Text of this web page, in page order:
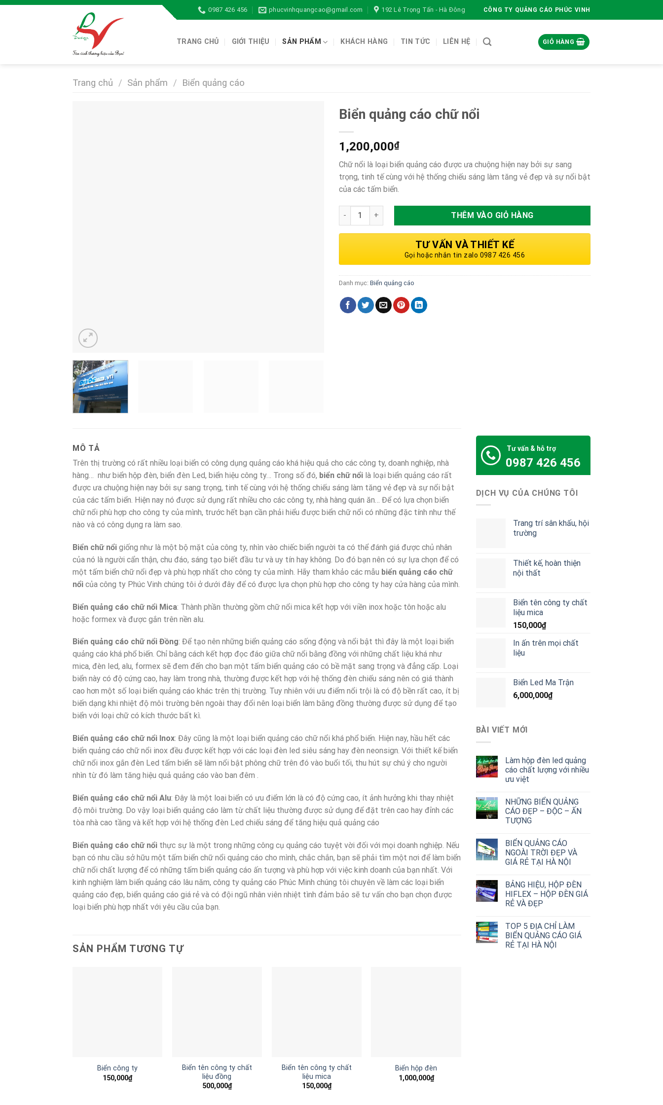
Skip
0987 426 456 phucvinhquangcao@gmail.com 192 Lê Trọng Tấn - Hà Đông CÔNG TY QUẢNG CÁO PHÚC VINH
TRANG CHỦ GIỚI THIỆU SẢN PHẨM KHÁCH HÀNG TIN TỨC LIÊN HỆ GIỎ HÀNG
Trang chủ / Sản phẩm / Biển quảng cáo
Biển quảng cáo chữ nổi
1,200,000₫
Chữ nổi là loại biển quảng cáo được ưa chuộng hiện nay bởi sự sang
trọng, tinh tế cùng với hệ thống chiếu sáng làm tăng vẻ đẹp và sự nổi bật
của các tấm biển.
Biển quảng cáo chữ nổi số lượng THÊM VÀO GIỎ HÀNG
TƯ VẤN VÀ THIẾT KẾ
Gọi hoặc nhắn tin zalo 0987 426 456
Danh mục: Biển quảng cáo
Tư vấn & hỗ trợ
DỊCH VỤ CỦA CHÚNG TÔI
Trang trí sân khấu, hội
trường
Thiết kế, hoàn thiện
nội thất
Biển tên công ty chất
liệu mica
150,000₫
In ấn trên mọi chất
liệu
Biển Led Ma Trận
6,000,000₫
BÀI VIẾT MỚI
Làm hộp đèn led quảng
cáo chất lượng với nhiều
ưu việt
NHỮNG BIỂN QUẢNG
CÁO ĐẸP – ĐỘC – ẤN
TƯỢNG
BIỂN QUẢNG CÁO
NGOÀI TRỜI ĐẸP VÀ
GIÁ RẺ TẠI HÀ NỘI
BẢNG HIỆU, HỘP ĐÈN
HIFLEX – HỘP ĐÈN GIÁ
RẺ VÀ ĐẸP
TOP 5 ĐỊA CHỈ LÀM
BIỂN QUẢNG CÁO GIÁ
RẺ TẠI HÀ NỘI
MÔ TẢ
Trên thị trường có rất nhiều loại biển có công dụng quảng cáo khá hiệu quả cho các công ty, doanh nghiệp, nhà
hàng… như biển hộp đèn, biển đèn Led, biển hiệu công ty… Trong số đó, biển chữ nổi là loại biển quảng cáo rất
được ưa chuộng hiện nay bởi sự sang trọng, tinh tế cùng với hệ thống chiếu sáng làm tăng vẻ đẹp và sự nổi bật
của các tấm biển. Hiện nay nó được sử dụng rất nhiều cho các công ty, nhà hàng quán ăn… Để có lựa chọn biển
chữ nổi phù hợp cho công ty của mình, trước hết bạn cần phải hiểu được biển chữ nổi có những đặc tính như thế
nào và có công dụng ra làm sao.
Biển chữ nổi giống như là một bộ mặt của công ty, nhìn vào chiếc biển người ta có thể đánh giá được chủ nhân
của nó là người cẩn thận, chu đáo, sáng tạo biết đầu tư và uy tín hay không. Do đó bạn nên có sự lựa chọn để có
một tấm biển chữ nổi đẹp và phù hợp nhất cho công ty của mình. Hãy tham khảo các mẫu biển quảng cáo chữ
nổi của công ty Phúc Vinh chúng tôi ở dưới đây để có được lựa chọn phù hợp cho công ty hay cửa hàng của mình.
Biển quảng cáo chữ nổi Mica: Thành phần thường gồm chữ nổi mica kết hợp với viền inox hoặc tôn hoặc alu
hoặc formex và được gắn trên nền alu.
Biển quảng cáo chữ nổi Đồng: Để tạo nên những biển quảng cáo sống động và nổi bật thì đây là một loại biển
quảng cáo khá phổ biến. Chỉ bằng cách kết hợp đọc đáo giữa chữ nổi bằng đồng với những chất liệu khá như
mica, đèn led, alu, formex sẽ đem đến cho bạn một tấm biển quảng cáo có bề mặt sang trọng và đẳng cấp. Loại
biển này có độ cứng cao, hay làm trong nhà, thường được kết hợp với hệ thống đèn chiếu sáng nên có giá thành
cao hơn một số loại biển quảng cáo khác trên thị trường. Tuy nhiên với ưu điểm nổi trội là có độ bền rất cao, ít bị
biến dạng khi nhiệt độ môi trường bên ngoài thay đổi nên loại biển làm bằng đồng thường được sử dụng để tạo
biển với loại chữ có kích thước bất kì.
Biển quảng cáo chữ nổi Inox: Đây cũng là một loại biển quảng cáo chữ nổi khá phổ biến. Hiện nay, hầu hết các
biển quảng cáo chữ nổi inox đều được kết hợp với các loại đèn led siêu sáng hay đèn neonsign. Với thiết kế biển
chữ nổi inox gắn đèn Led tấm biển sẽ làm nổi bật phông chữ trên đó vào buổi tối, thu hút sự chú ý cho người
nhìn từ đó làm tăng hiệu quả quảng cáo vào ban đêm .
Biển quảng cáo chữ nổi Alu: Đây là một loai biển có ưu điểm lớn là có độ cứng cao, ít ảnh hưởng khi thay nhiệt
độ môi trường. Do vậy loại biển quảng cáo làm từ chất liệu thường được sử dụng để đặt trên cao hay đỉnh các
tòa nhà cao tầng và kết hợp với hệ thống đèn Led chiếu sáng để tăng hiệu quả quảng cáo
Biển quảng cáo chữ nổi thực sự là một trong những công cụ quảng cáo tuyệt vời đối với mọi doanh nghiệp. Nếu
bạn có nhu cầu sở hữu một tấm biển chữ nổi quảng cáo cho mình, chắc chắn, bạn sẽ phải tìm một nơi để làm biển
chữ nổi chất lượng để có những tấm biển quảng cáo ấn tượng và phù hợp với việc kinh doanh của bạn nhất. Với
kinh nghiệm làm biển quảng cáo lâu năm, công ty quảng cáo Phúc Minh chúng tôi chuyên về làm các loại biển
quảng cáo đẹp, biển quảng cáo giá rẻ và có đội ngũ nhân viên nhiệt tình đảm bảo sẽ tư vấn cho bạn chọn được
loại biển phù hợp nhất với yêu cầu của bạn.
SẢN PHẨM TƯƠNG TỰ
Biển công ty
150,000₫
Biển tên công ty chất
liệu đồng
500,000₫
Biển tên công ty chất
liệu mica
150,000₫
Biển hộp đèn
1,000,000₫